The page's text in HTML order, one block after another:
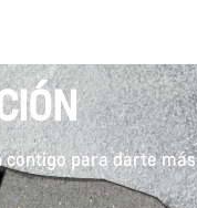
contigo para darte más